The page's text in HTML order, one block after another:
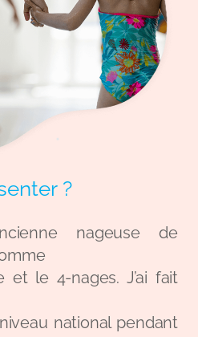
?
nageuse de
et le 4-nages. J’ai fait
national pendant